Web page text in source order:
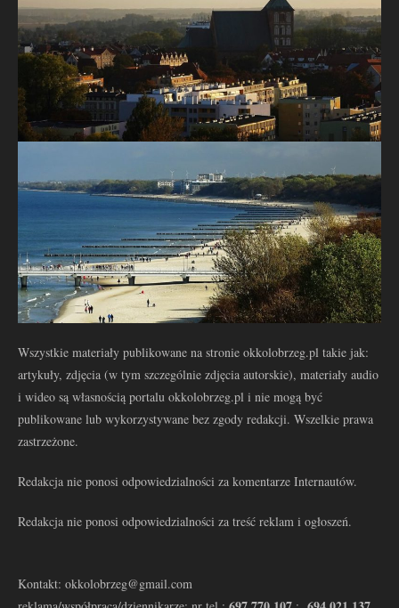
Wszystkie materiały publikowane na stronie okkolobrzeg.pl takie jak:
artykuły, zdjęcia (w tym szczególnie zdjęcia autorskie), materiały audio
i wideo są własnością portalu okkolobrzeg.pl i nie mogą być
publikowane lub wykorzystywane bez zgody redakcji. Wszelkie prawa
zastrzeżone.
Redakcja nie ponosi odpowiedzialności za komentarze Internautów.
Redakcja nie ponosi odpowiedzialności za treść reklam i ogłoszeń.
Kontakt: okkolobrzeg@gmail.com